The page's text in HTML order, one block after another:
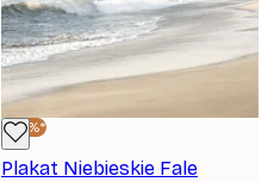
-30%*
Plakat Niebieskie Fale